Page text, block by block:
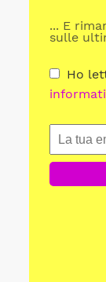
... E
sulle
Ho